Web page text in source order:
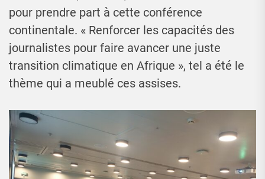
pour prendre part à cette conférence
continentale. « Renforcer les capacités des
journalistes pour faire avancer une juste
transition climatique en Afrique », tel a été le
thème qui a meublé ces assises.